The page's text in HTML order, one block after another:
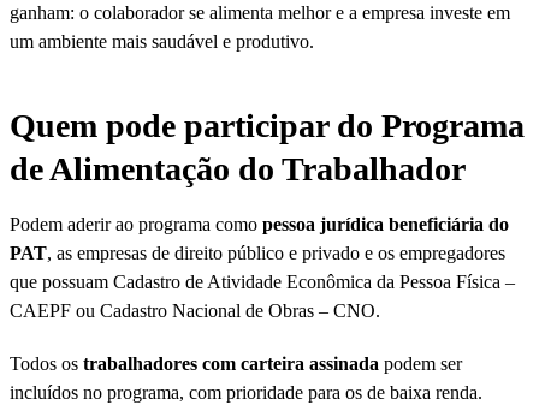
ganham: o colaborador se alimenta melhor e a empresa investe em
um ambiente mais saudável e produtivo.
Quem pode participar do Programa
de Alimentação do Trabalhador​
Podem aderir ao programa como pessoa jurídica beneficiária do
PAT, as empresas de direito público e privado e os empregadores
que possuam Cadastro de Atividade Econômica da Pessoa Física –
CAEPF ou Cadastro Nacional de Obras – CNO.
Todos os trabalhadores com carteira assinada podem ser
incluídos no programa, com prioridade para os de baixa renda.